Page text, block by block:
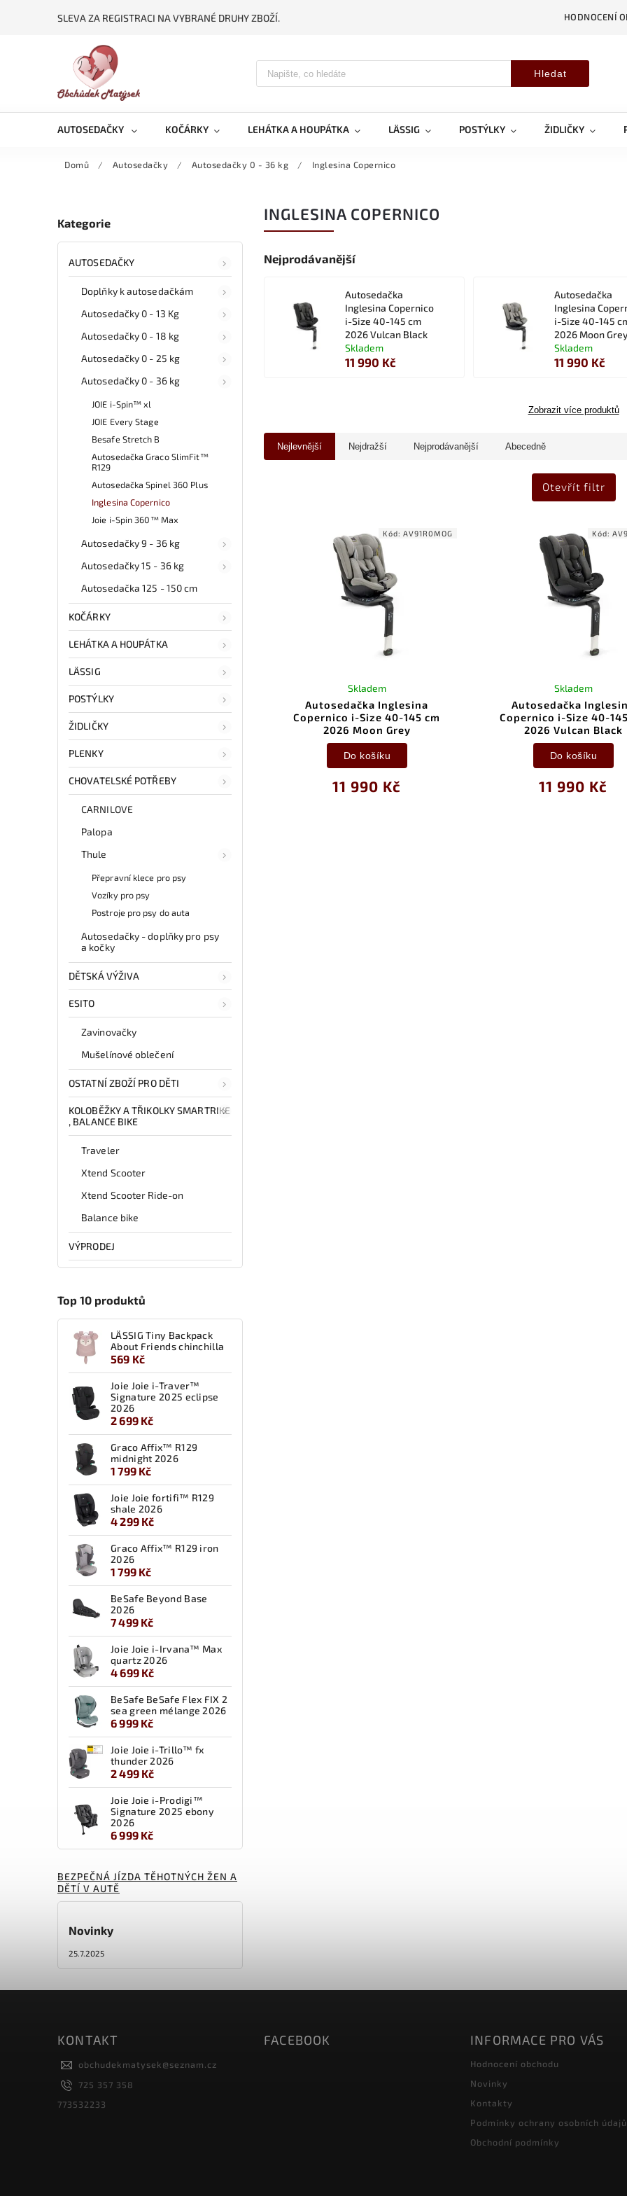
SLEVA ZA REGISTRACI NA VYBRANÉ DRUHY ZBOŽÍ. HODNOCENÍ
Hledat
AUTOSEDAČKY KOČÁRKY LEHÁTKA A HOUPÁTKA LÄSSIG POSTÝLKY ŽIDLIČKY
Domů / Autosedačky / Autosedačky 0 - 36 kg / Inglesina Copernico
Kategorie
AUTOSEDAČKY
Doplňky k autosedačkám
Autosedačky 0 - 13 Kg
Autosedačky 0 - 18 kg
Autosedačky 0 - 25 kg
Autosedačky 0 - 36 kg
JOIE i-Spin™ xl
JOIE Every Stage
Besafe Stretch B
Autosedačka Graco SlimFit™
R129
Autosedačka Spinel 360 Plus
Inglesina Copernico
Joie i-Spin 360™ Max
Autosedačky 9 - 36 kg
Autosedačky 15 - 36 kg
Autosedačka 125 - 150 cm
KOČÁRKY
LEHÁTKA A HOUPÁTKA
LÄSSIG
POSTÝLKY
ŽIDLIČKY
PLENKY
CHOVATELSKÉ POTŘEBY
CARNILOVE
Palopa
Thule
Přepravní klece pro psy
Vozíky pro psy
Postroje pro psy do auta
Autosedačky - doplňky pro psy
a kočky
DĚTSKÁ VÝŽIVA
ESITO
Zavinovačky
Mušelínové oblečení
OSTATNÍ ZBOŽÍ PRO DĚTI
KOLOBĚŽKY A TŘIKOLKY SMARTRIKE
, BALANCE BIKE
Traveler
Xtend Scooter
Xtend Scooter Ride-on
Balance bike
VÝPRODEJ
Top 10 produktů
LÄSSIG Tiny Backpack
About Friends chinchilla
569 Kč
Joie Joie i-Traver™
Signature 2025 eclipse
2026
2 699 Kč
Graco Affix™ R129
midnight 2026
1 799 Kč
Joie Joie fortifi™ R129
shale 2026
4 299 Kč
Graco Affix™ R129 iron
2026
1 799 Kč
BeSafe Beyond Base
2026
7 499 Kč
Joie Joie i-Irvana™ Max
quartz 2026
4 699 Kč
BeSafe BeSafe Flex FIX 2
sea green mélange 2026
6 999 Kč
Joie Joie i-Trillo™ fx
thunder 2026
2 499 Kč
Joie Joie i-Prodigi™
Signature 2025 ebony
2026
6 999 Kč
BEZPEČNÁ JÍZDA TĚHOTNÝCH ŽEN A
DĚTÍ V AUTĚ
Novinky
25.7.2025
INGLESINA COPERNICO
Nejprodávanější
Autosedačka
Inglesina Copernico
i-Size 40-145 cm
2026 Vulcan Black
Skladem
11 990 Kč
Autosedačka
Inglesina
i-Size 40-145
2026 Moon Grey
Skladem
11 990 Kč
Zobrazit více produktů
Nejlevnější Nejdražší Nejprodávanější Abecedně
Otevřít filtr
Autosedačka Inglesina
Copernico i-Size 40-145 cm
2026 Moon Grey
Skladem
11 990 Kč
Do košíku
Kód:AV91R0MOG
Autosedačka
Copernico i-Size 40-
2026 Vulcan Black
Skladem
11 990 Kč
Do košíku
Kód:
KONTAKT
obchudekmatysek@seznam.cz
725 357 358
773532233
FACEBOOK INFORMACE PRO VÁS
Hodnocení obchodu
Novinky
Kontakty
Podmínky ochrany osobních údajů
Obchodní podmínky